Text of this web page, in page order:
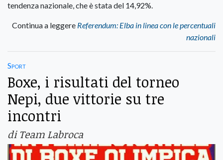
tendenza nazionale, che è stata del 14,92%.
Continua a leggere Referendum: Elba in linea con le percentuali
nazionali
Sport
Boxe, i risultati del torneo
Nepi, due vittorie su tre
incontri
di Team Labroca